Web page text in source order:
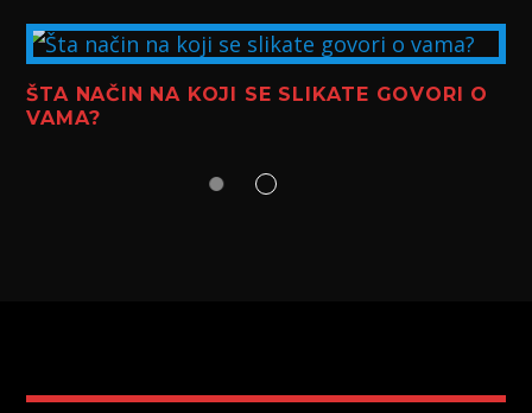
ŠTA NAČIN NA KOJI SE SLIKATE GOVORI O
VAMA?